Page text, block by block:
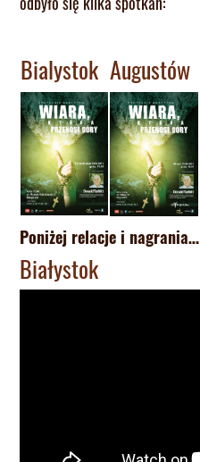
Bialystok Augustów
Poniżej relacje i nagrania…
Białystok